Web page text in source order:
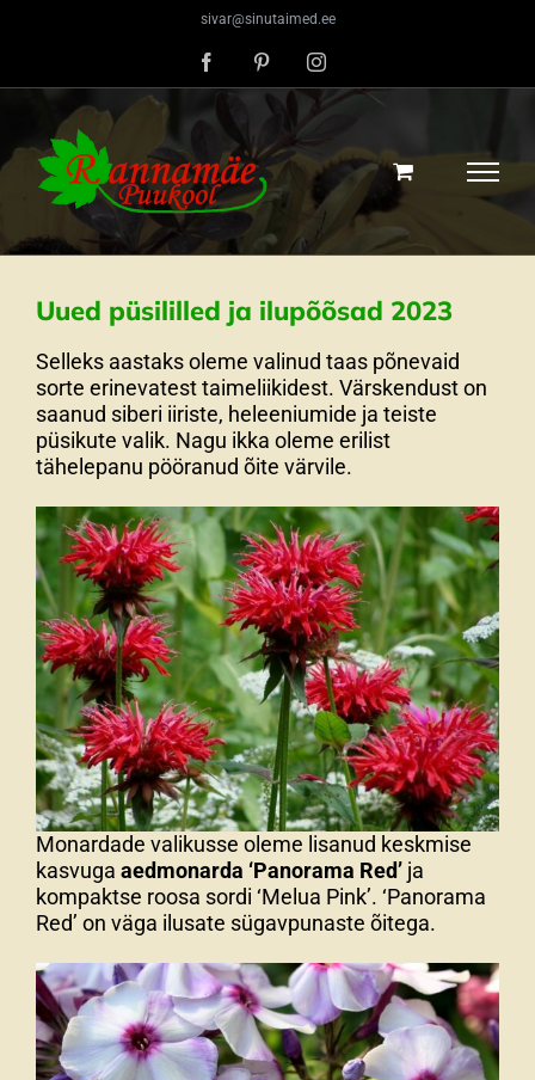
sivar@sinutaimed.ee
FacebookPinterestInstagram
Uued püsililled ja ilupõõsad 2023
Selleks aastaks oleme valinud taas põnevaid
sorte erinevatest taimeliikidest. Värskendust on
saanud siberi iiriste, heleeniumide ja teiste
püsikute valik. Nagu ikka oleme erilist
tähelepanu pööranud õite värvile.
Monardade valikusse oleme lisanud keskmise
kasvuga aedmonarda ‘Panorama Red’ ja
kompaktse roosa sordi ‘Melua Pink’. ‘Panorama
Red’ on väga ilusate sügavpunaste õitega.